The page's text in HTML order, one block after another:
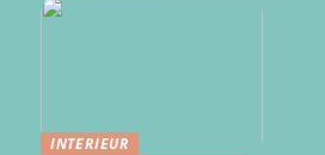
INTERIEUR